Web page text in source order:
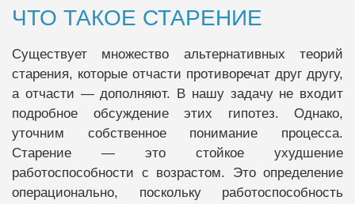
ЧТО ТАКОЕ СТАРЕНИЕ
Существует множество альтернативных теорий
старения, которые отчасти противоречат друг другу,
а отчасти — дополняют. В нашу задачу не входит
подробное обсуждение этих гипотез. Однако,
уточним собственное понимание процесса.
Старение — это стойкое ухудшение
работоспособности с возрастом. Это определение
операционально, поскольку работоспособность